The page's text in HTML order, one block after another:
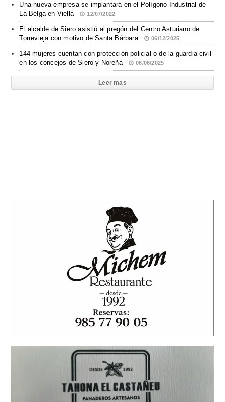
Una nueva empresa se implantará en el Polígono Industrial de
La Belga en Viella
12/07/2022
El alcalde de Siero asistió al pregón del Centro Asturiano de
Torrevieja con motivo de Santa Bárbara
06/12/2025
144 mujeres cuentan con protección policial o de la guardia civil
en los concejos de Siero y Noreña
06/06/2025
Leer mas